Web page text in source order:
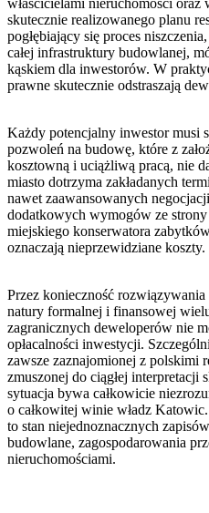
właścicielami nieruchomości oraz
skutecznie realizowanego planu
pogłębiający się proces
całej infrastruktury budowlanej,
kąskiem dla inwestorów. W
prawne skutecznie odstraszają
Każdy potencjalny inwestor musi
pozwoleń na budowę, które z
kosztowną i uciążliwą pracą, nie
miasto dotrzyma zakładanych
nawet zaawansowanych
dodatkowych wymogów ze
miejskiego konserwatora
oznaczają nieprzewidziane koszty.
Przez konieczność
natury formalnej i finansowej
zagranicznych deweloperów nie
opłacalności inwestycji.
zawsze zaznajomionej z polskimi
zmuszonej do ciągłej
sytuacja bywa całkowicie
o całkowitej winie władz
to stan niejednoznacznych
budowlane, zagospodarowania
nieruchomościami.